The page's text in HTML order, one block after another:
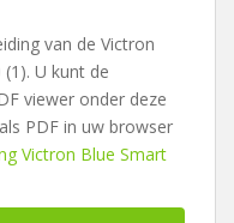
van de Victron
U kunt de
viewer onder deze
PDF in uw browser
Victron Blue Smart